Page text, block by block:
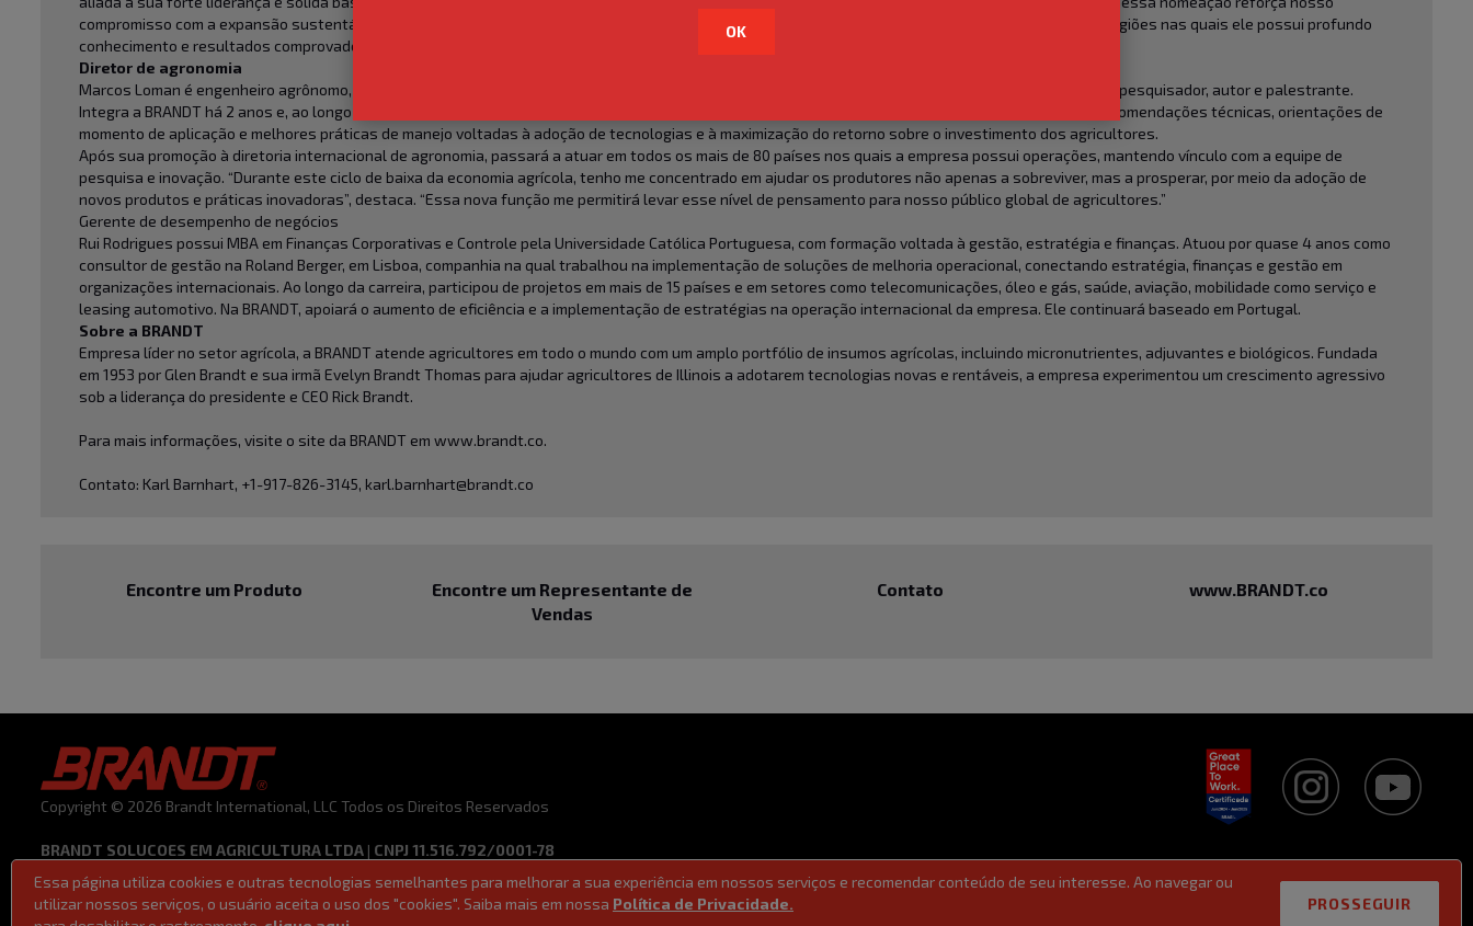
compromisso com a expansão sustentável e com a entrega de inovação focada no agricultor em toda a Europa, o Norte da África e o Oriente Médio, regiões nas quais ele possui profundo
conhecimento e resultados comprovados”.
Diretor de agronomia
Marcos Loman é engenheiro agrônomo, doutor em agronomia e ciência das culturas pela Universidade de Illinois (Estados Unidos), com atuação como pesquisador, autor e palestrante.
Integra a BRANDT há 2 anos e, ao longo de sua trajetória na empresa, atuou com foco nos mercados agrícolas dos EUA e do Brasil, desenvolvendo recomendações técnicas, orientações de
momento de aplicação e melhores práticas de manejo voltadas à adoção de tecnologias e à maximização do retorno sobre o investimento dos agricultores.
Após sua promoção à diretoria internacional de agronomia, passará a atuar em todos os mais de 80 países nos quais a empresa possui operações, mantendo vínculo com a equipe de
pesquisa e inovação. “Durante este ciclo de baixa da economia agrícola, tenho me concentrado em ajudar os produtores não apenas a sobreviver, mas a prosperar, por meio da adoção de
novos produtos e práticas inovadoras”, destaca. “Essa nova função me permitirá levar esse nível de pensamento para nosso público global de agricultores.”
Gerente de desempenho de negócios
Rui Rodrigues possui MBA em Finanças Corporativas e Controle pela Universidade Católica Portuguesa, com formação voltada à gestão, estratégia e finanças. Atuou por quase 4 anos como
consultor de gestão na Roland Berger, em Lisboa, companhia na qual trabalhou na implementação de soluções de melhoria operacional, conectando estratégia, finanças e gestão em
organizações internacionais. Ao longo da carreira, participou de projetos em mais de 15 países e em setores como telecomunicações, óleo e gás, saúde, aviação, mobilidade como serviço e
leasing automotivo. Na BRANDT, apoiará o aumento de eficiência e a implementação de estratégias na operação internacional da empresa. Ele continuará baseado em Portugal.
Sobre a BRANDT
Empresa líder no setor agrícola, a BRANDT atende agricultores em todo o mundo com um amplo portfólio de insumos agrícolas, incluindo micronutrientes, adjuvantes e biológicos. Fundada
em 1953 por Glen Brandt e sua irmã Evelyn Brandt Thomas para ajudar agricultores de Illinois a adotarem tecnologias novas e rentáveis, a empresa experimentou um crescimento agressivo
sob a liderança do presidente e CEO Rick Brandt.
Para mais informações, visite o site da BRANDT em www.brandt.co.
Contato: Karl Barnhart, +1-917-826-3145, karl.barnhart@brandt.co
Encontre um Produto
Encontre um Representante de
Vendas
Contato www.BRANDT.co
Copyright © 2026 Brandt International, LLC Todos os Direitos Reservados
BRANDT SOLUCOES EM AGRICULTURA LTDA | CNPJ 11.516.792/0001-78
Termos de Uso Código de Ética e Conduta Política de Privacidade
Ferramentas de vendas
Lei 14611/2023 | Lei da Igualdade Salarial
Essa página utiliza cookies e outras tecnologias semelhantes para melhorar a sua experiência em nossos serviços e recomendar conteúdo de seu interesse. Ao navegar ou
utilizar nossos serviços, o usuário aceita o uso dos "cookies". Saiba mais em nossa Política de Privacidade.
PROSSEGUIR
OK